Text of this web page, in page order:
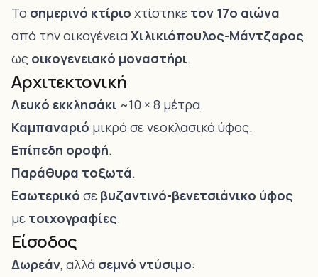
Το σημερινό κτίριο χτίστηκε τον 17ο αιώνα
από την οικογένεια Χιλικιόπουλος-Μάντζαρος
ως οικογενειακό μοναστήρι.
Αρχιτεκτονική
Λευκό εκκλησάκι ~10 × 8 μέτρα.
Καμπαναριό μικρό σε νεοκλασικό ύφος.
Επίπεδη οροφή.
Παράθυρα τοξωτά.
Εσωτερικό σε βυζαντινό-βενετσιάνικο ύφος
με τοιχογραφίες.
Είσοδος
Δωρεάν, αλλά σεμνό ντύσιμο: